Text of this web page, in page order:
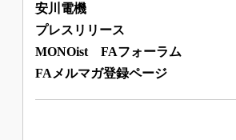
安川電機
プレスリリース
MONOist FAフォーラム
FAメルマガ登録ページ